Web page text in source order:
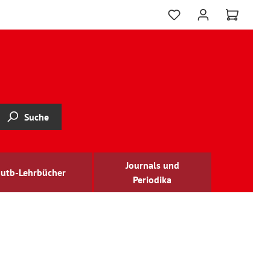
Suche
utb-Lehrbücher
Journals und
Periodika